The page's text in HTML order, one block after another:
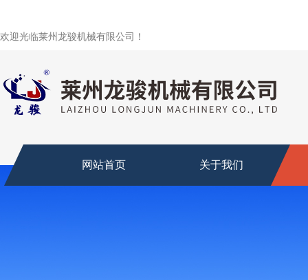
欢迎光临莱州龙骏机械有限公司！
网站首页 关于我们